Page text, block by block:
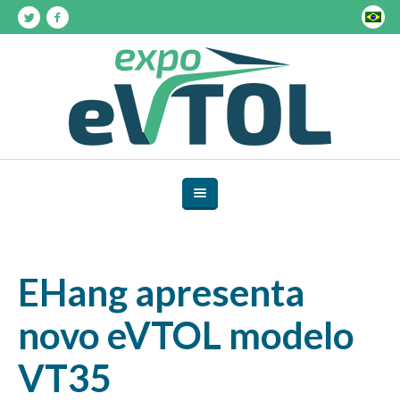
EHang apresenta
novo eVTOL modelo
VT35